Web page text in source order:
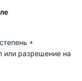
+
или разрешение на